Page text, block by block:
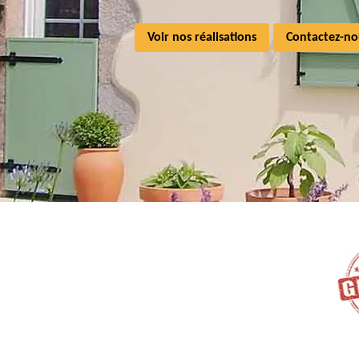
Voir nos réalisations Contactez-